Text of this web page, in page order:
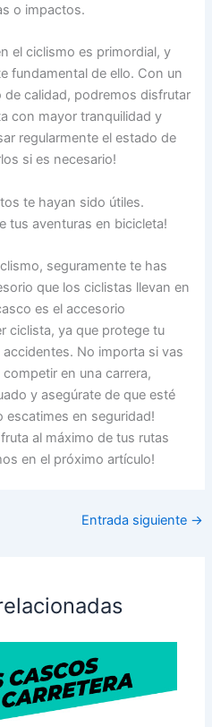
o impactos.
el ciclismo es primordial, y
fundamental de ello. Con un
calidad, podremos disfrutar
con mayor tranquilidad y
regularmente el estado de
si es necesario!
te hayan sido útiles.
tus aventuras en bicicleta!
seguramente te has
que los ciclistas llevan en
es el accesorio
ciclista, ya que protege tu
No importa si vas
en una carrera,
y asegúrate de que esté
escatimes en seguridad!
al máximo de tus rutas
en el próximo artículo!
Entrada siguiente →